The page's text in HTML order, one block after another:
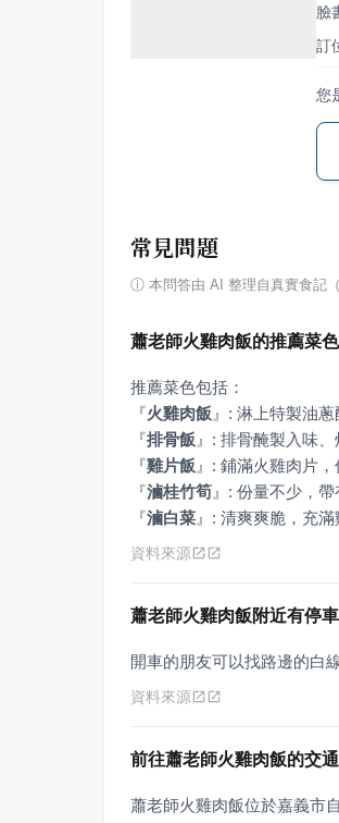
臉
訂
您
常見問題
ⓘ 本問答由 AI 整理自真實食記
蕭老師火雞肉飯的推薦菜
『火雞肉飯 』
『排骨飯 』
『雞片飯 』
『滷桂竹筍 』
『滷白菜 』 : 清爽爽脆，充滿
資料來源
蕭老師火雞肉飯附近有停
開車的朋友可以找路邊的白
資料來源
前往蕭老師火雞肉飯的交
蕭老師火雞肉飯位於嘉義市